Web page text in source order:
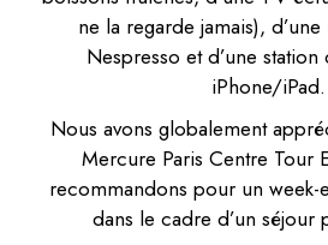
ne la regarde jamais),
Nespresso et d’une
iPhone/iPad.
Nous avons globalement
Mercure Paris Centre Tour
recommandons pour un
dans le cadre d’un séjour